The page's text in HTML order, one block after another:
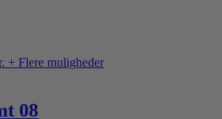
Prisinterval:
4,095 kr.
+ Flere muligheder
08